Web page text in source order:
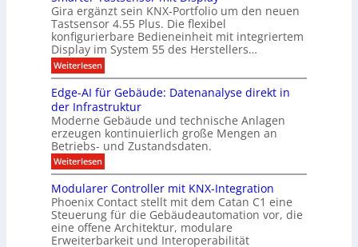
i
M
D
T
T
e
c
h
n
o
l
g
i
e
s
s
t
e
r
k
e
n
n
u
n
g
m
i
t
A
n
ö
f
f
n
e
n
e
u
e
s
A
u
s
b
i
e
r
h
e
i
t
s
e
x
p
o
M
ü
n
c
h
e
n
2
0
2
6
Gira ergänzt sein KNX-Portfolio um den neuen
Tastsensor 4.55 Plus. Die flexibel
konfigurierbare Bedieneinheit mit integriertem
Display im System 55 des Herstellers…
Weiterlesen:
S
m
a
r
t
e
r
T
a
s
t
s
e
n
s
o
Edge-AI für Gebäude: Datenanalyse direkt in
der Infrastruktur
Moderne Gebäude und technische Anlagen
erzeugen kontinuierlich große Mengen an
Betriebs- und Zustandsdaten.
Weiterlesen:
E
g
e
-
A
I
Modularer Controller mit KNX-Integration
Phoenix Contact stellt mit dem Catan C1 eine
Steuerung für die Gebäudeautomation vor, die
eine offene Architektur, modulare
Erweiterbarkeit und Interoperabilität